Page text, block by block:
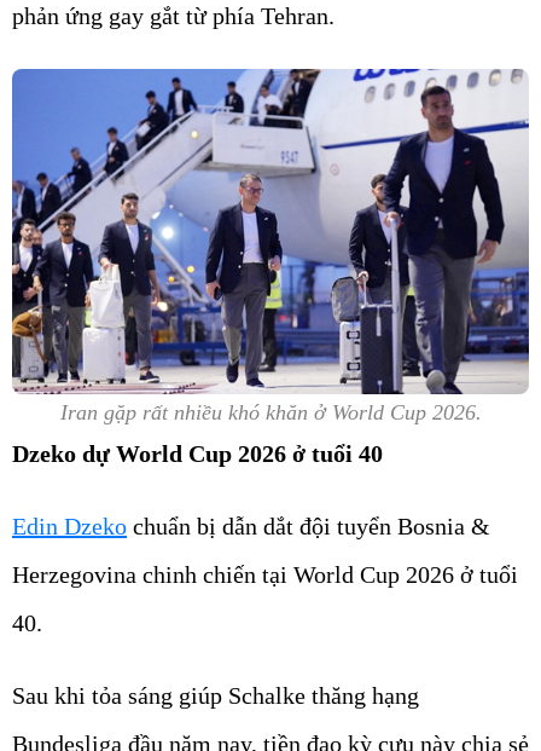
phản ứng gay gắt từ phía Tehran.
Iran gặp rất nhiều khó khăn ở World Cup 2026.
Dzeko dự World Cup 2026 ở tuổi 40
Edin Dzeko chuẩn bị dẫn dắt đội tuyển Bosnia &
Herzegovina chinh chiến tại World Cup 2026 ở tuổi
40.
Sau khi tỏa sáng giúp Schalke thăng hạng
Bundesliga đầu năm nay, tiền đạo kỳ cựu này chia sẻ